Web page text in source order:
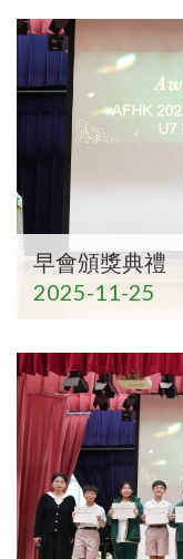
早會頒獎典禮
2025-11-25